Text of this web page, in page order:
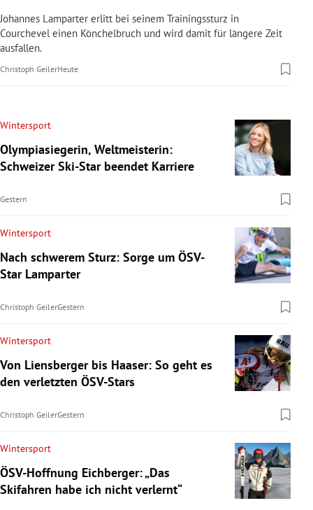
Johannes Lamparter erlitt bei seinem Trainingssturz in
Courchevel einen Könchelbruch und wird damit für längere Zeit
ausfallen.
Christoph GeilerHeute
Wintersport
Olympiasiegerin, Weltmeisterin:
Schweizer Ski-Star beendet Karriere
Gestern
Wintersport
Nach schwerem Sturz: Sorge um ÖSV-
Star Lamparter
Christoph GeilerGestern
Wintersport
Von Liensberger bis Haaser: So geht es
den verletzten ÖSV-Stars
Christoph GeilerGestern
Wintersport
ÖSV-Hoffnung Eichberger: „Das
Skifahren habe ich nicht verlernt“